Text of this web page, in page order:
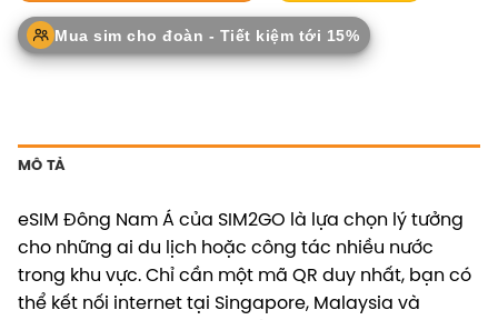
Mua sim cho đoàn - Tiết kiệm tới 15%
MÔ TẢ
eSIM Đông Nam Á của SIM2GO là lựa chọn lý tưởng
cho những ai du lịch hoặc công tác nhiều nước
trong khu vực. Chỉ cần một mã QR duy nhất, bạn có
thể kết nối internet tại Singapore, Malaysia và